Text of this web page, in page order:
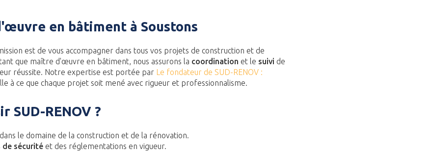
en bâtiment à Soustons
est de vous accompagner dans tous vos projets de construction et de
que maître d'œuvre en bâtiment, nous assurons la coordination et le suivi de
réussite. Notre expertise est portée par Le fondateur de SUD-RENOV :
à ce que chaque projet soit mené avec rigueur et professionnalisme.
SUD-RENOV ?
le domaine de la construction et de la rénovation.
de sécurité et des réglementations en vigueur.